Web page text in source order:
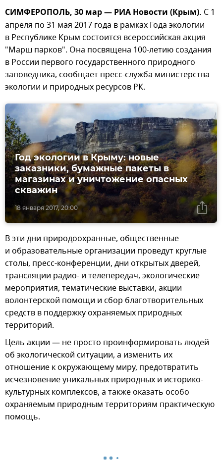
СИМФЕРОПОЛЬ, 30 мар — РИА Новости (Крым). С 1
апреля по 31 мая 2017 года в рамках Года экологии
в Республике Крым состоится всероссийская акция
"Марш парков". Она посвящена 100-летию создания
в России первого государственного природного
заповедника, сообщает пресс-служба министерства
экологии и природных ресурсов РК.
18 января 2017, 20:00
Год экологии в Крыму: новые
заказники, бумажные пакеты в
магазинах и уничтожение опасных
скважин
В эти дни природоохранные, общественные
и образовательные организации проведут круглые
столы, пресс-конференции, дни открытых дверей,
трансляции радио- и телепередач, экологические
мероприятия, тематические выставки, акции
волонтерской помощи и сбор благотворительных
средств в поддержку охраняемых природных
территорий.
Цель акции — не просто проинформировать людей
об экологической ситуации, а изменить их
отношение к окружающему миру, предотвратить
исчезновение уникальных природных и историко-
культурных комплексов, а также оказать особо
охраняемым природным территориям практическую
помощь.